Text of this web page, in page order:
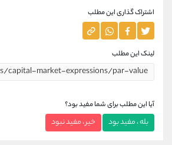
اشتراک گذاری این مطلب
لینک این مطلب
آیا این مطلب برای شما مفید بود؟
بله ، مفید بود خیر ، مفید نبود